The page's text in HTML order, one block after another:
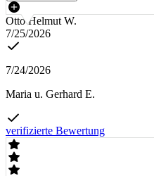
Otto Helmut W.
7/25/2026
7/24/2026
Maria u. Gerhard E.
verifizierte Bewertung